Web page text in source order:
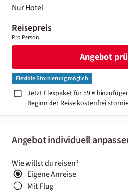
Angebot individuell
Wie willst du reisen?
Eigene Anreise
Mit Flug
Nur Hotel
Reisepreis
Pro Person
Angebot
Flexible Stornierung möglich
Jetzt Flexpaket für 59 €
Beginn der Reise kostenfrei